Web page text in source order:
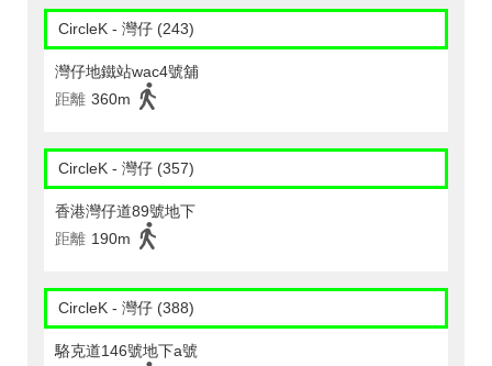
CircleK - 灣仔 (243)
灣仔地鐵站wac4號舖
距離 360m
CircleK - 灣仔 (357)
香港灣仔道89號地下
距離 190m
CircleK - 灣仔 (388)
駱克道146號地下a號